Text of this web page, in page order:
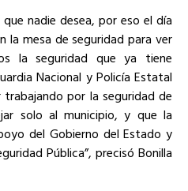
nadie desea, por eso el día
la mesa de seguridad para ver
la seguridad que ya tiene
Nacional y Policía Estatal
por la seguridad de
solo al municipio, y que la
del Gobierno del Estado y
Pública”, precisó Bonilla